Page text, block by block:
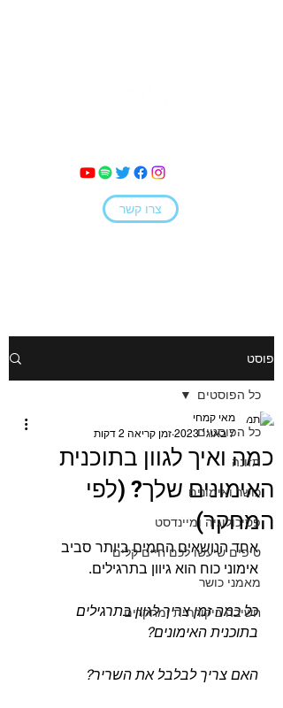
צרו קשר
פוסט
כל הפוסטים
תזונה
כושר ואימונים
פסיכולוגיה ומיינדסט
טיפים שיעשו לכם חיים קלים
מאמני כושר
חשיבה ביקורתית ומחקרים
כל הפוסטים
כמה ואיך לגוון בתוכנית
האימונים שלך? (לפי
המחקר)
מאי קמחי
7 באוג׳ 2023
זמן קריאה 2 דקות
אחד הנושאים החמים ביותר סביב
אימוני כוח הוא גיוון בתרגילים.⁣
כל כמה זמן צריך לגוון בתרגילים
בתוכנית האימונים?⁣
האם צריך לבלבל את השריר?⁣